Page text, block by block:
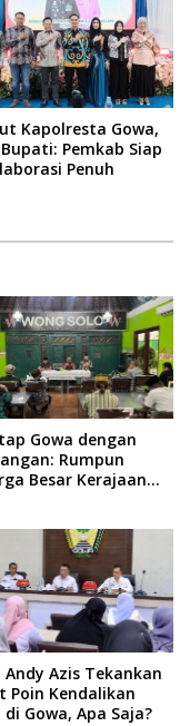
Kapolresta Gowa,
Pemkab Siap
Penuh
Gowa dengan
Rumpun
Besar Kerajaan
Soal Adat dan
Andy Azis Tekankan
Poin Kendalikan
Gowa, Apa Saja?